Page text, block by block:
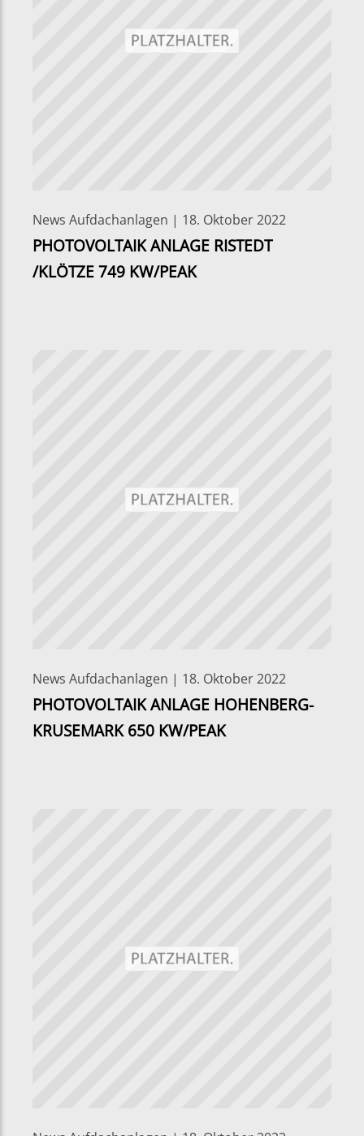
News Aufdachanlagen | 18. Oktober 2022
PHOTOVOLTAIK ANLAGE RISTEDT
/KLÖTZE 749 KW/PEAK
News Aufdachanlagen | 18. Oktober 2022
PHOTOVOLTAIK ANLAGE HOHENBERG-
KRUSEMARK 650 KW/PEAK